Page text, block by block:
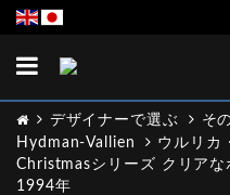
Toggle
デザイナーで選ぶ そ
Hydman-Vallien
ウルリカ
Christmasシリーズ クリア
1994年